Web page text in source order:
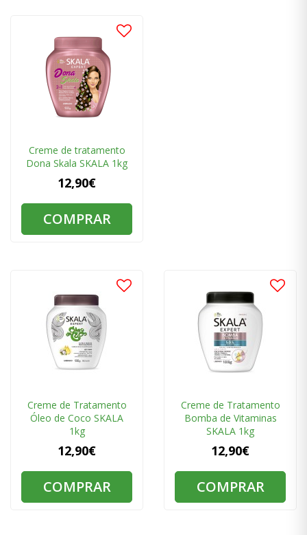
Creme de tratamento
Dona Skala SKALA 1kg
12,90€
COMPRAR
Creme de Tratamento
Óleo de Coco SKALA
1kg
12,90€
COMPRAR
Creme de Tratamento
Bomba de Vitaminas
SKALA 1kg
12,90€
COMPRAR